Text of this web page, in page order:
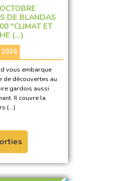
DE BLANDAS
"CLIMAT ET
(…)
2026
vous embarque
de découvertes au
gardois aussi
Il couvre la
(…)